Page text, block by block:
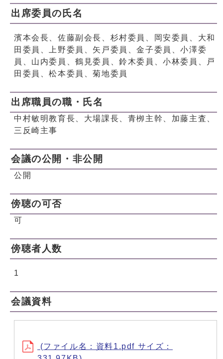
出席委員の氏名
濱本会長、佐藤副会長、杉村委員、岡安委員、大和
田委員、上野委員、矢戸委員、金子委員、小澤委
員、山内委員、鶴見委員、鈴木委員、小林委員、戸
田委員、松本委員、菊地委員
出席職員の職・氏名
中村敏明教育長、大場課長、青栁主幹、加藤主査、
三反崎主事
会議の公開・非公開
公開
傍聴の可否
可
傍聴者人数
1
会議資料
(ファイル名：資料1.pdf サイズ：